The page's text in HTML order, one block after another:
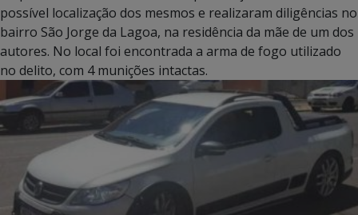
possível localização dos mesmos e realizaram diligências no
bairro São Jorge da Lagoa, na residência da mãe de um dos
autores. No local foi encontrada a arma de fogo utilizado
no delito, com 4 munições intactas.